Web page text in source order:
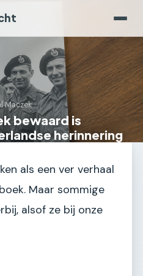
Maczek
bewaard is
herinnering
als een ver verhaal
Maar sommige
alsof ze bij onze